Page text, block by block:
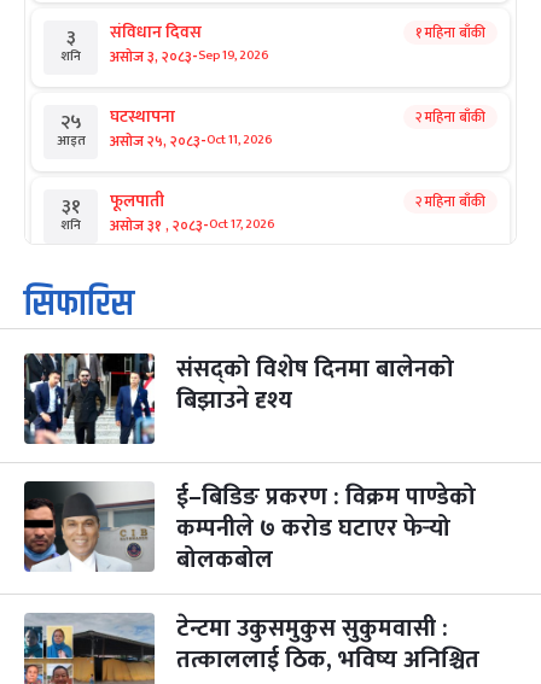
३
शनि
संविधान दिवस
असोज ३, २०८३-Sep 19, 2026
१ महिना बाँकी
२५
आइत
घटस्थापना
असोज २५, २०८३-Oct 11, 2026
२ महिना बाँकी
३१
शनि
फूलपाती
असोज ३१ , २०८३-Oct 17, 2026
२ महिना बाँकी
१
आइत
कार्तिक सङ्क्रान्ति
कार्तिक १, २०८३
३
मंगल
महानवमी
कार्तिक ३, २०८३-Oct 20, 2026
२ महिना बाँकी
४
बुध कार्तिक ४, २०८३ -Oct 21, 2026
५
बिहि
पापा‌ङ्कुशा एकादशी व्रत
कार्तिक ५, २०८३-Oct 22, 2026
२ महिना बाँकी
२२
आइत
कुकुर तिहार
कार्तिक २२, २०८३-Nov 8, 2026
३ महिना बाँकी
सिफारिस
संसद्को विशेष दिनमा बालेनको
बिझाउने दृश्य
ई–बिडिङ प्रकरण : विक्रम पाण्डेको
कम्पनीले ७ करोड घटाएर फेर्‍यो
बोलकबोल
टेन्टमा उकुसमुकुस सुकुमवासी :
तत्काललाई ठिक, भविष्य अनिश्चित